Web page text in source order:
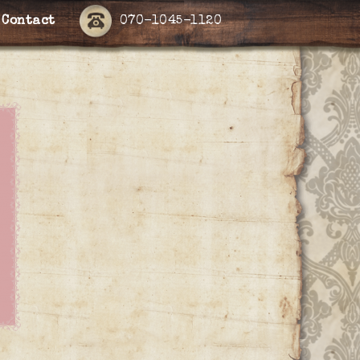
070-1045-1120
Contact